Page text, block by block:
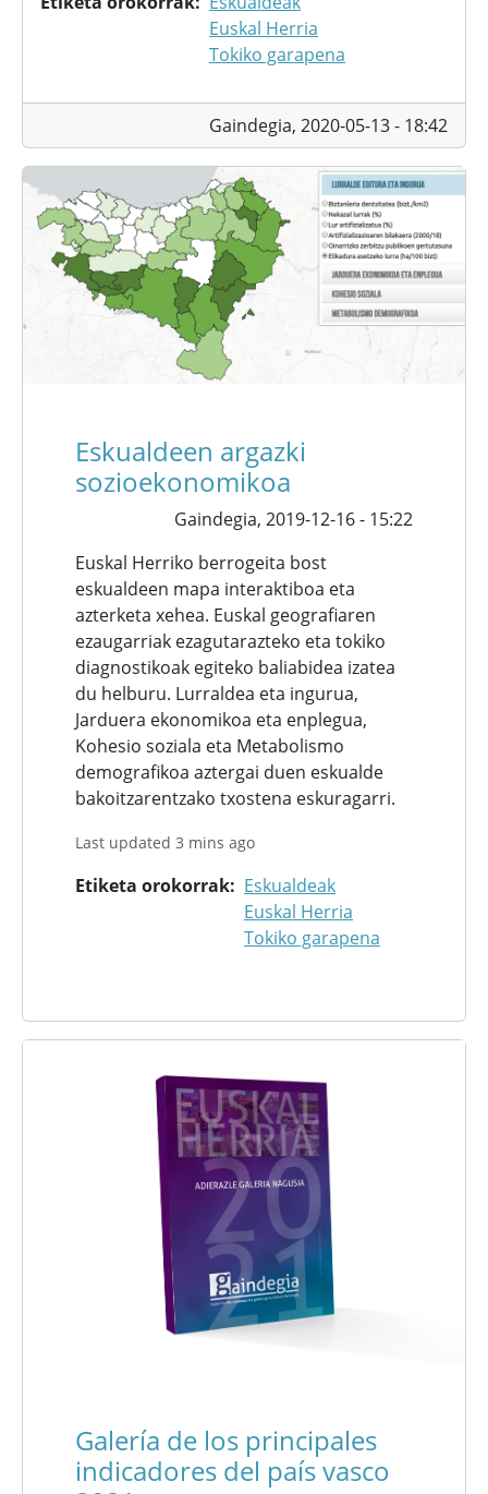
Euskal Herria
Tokiko garapena
Gaindegia, 2020-05-13 - 18:42
Eskualdeen argazki
sozioekonomikoa
Gaindegia, 2019-12-16 - 15:22
Euskal Herriko berrogeita bost
eskualdeen mapa interaktiboa eta
azterketa xehea. Euskal geografiaren
ezaugarriak ezagutarazteko eta tokiko
diagnostikoak egiteko baliabidea izatea
du helburu. Lurraldea eta ingurua,
Jarduera ekonomikoa eta enplegua,
Kohesio soziala eta Metabolismo
demografikoa aztergai duen eskualde
bakoitzarentzako txostena eskuragarri.
Last updated 3 mins ago
Etiketa orokorrak
Eskualdeak
Euskal Herria
Tokiko garapena
Galería de los principales
indicadores del país vasco